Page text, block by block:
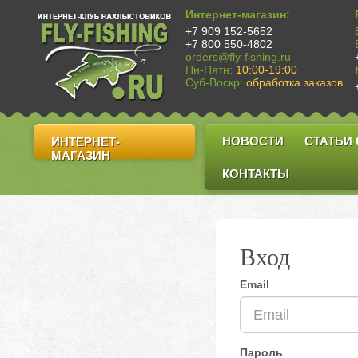
Интернет-магазин:
+7 909 152-5652
+7 800 550-4802
orders@fly-fishing.ru
Пн-Пятн: 10:00-19:00
Суб-Воскр: обработка заказов
ИНТЕРНЕТ-
МАГАЗИН
НОВОСТИ СТАТЬИ
КОНТАКТЫ
Вход
Email
Пароль